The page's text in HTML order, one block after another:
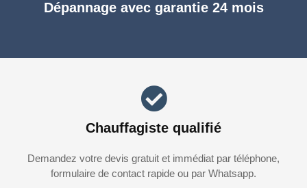
Dépannage avec garantie 24 mois
Chauffagiste qualifié
Demandez votre devis gratuit et immédiat par téléphone,
formulaire de contact rapide ou par Whatsapp.